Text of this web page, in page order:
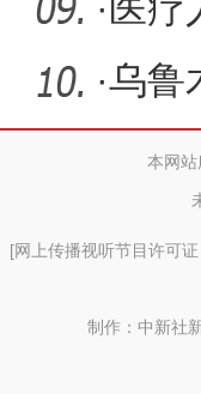
余名
·乌鲁
本网
[网上传播视听节目许可
制作：中新